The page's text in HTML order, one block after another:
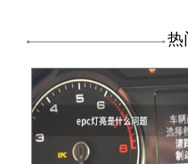
热